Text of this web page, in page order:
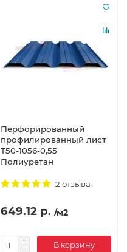
Перфорированный
профилированный лист
Т50-1056-0,55
Полиуретан
2 отзыва
649.12 р. /м2
В корзину